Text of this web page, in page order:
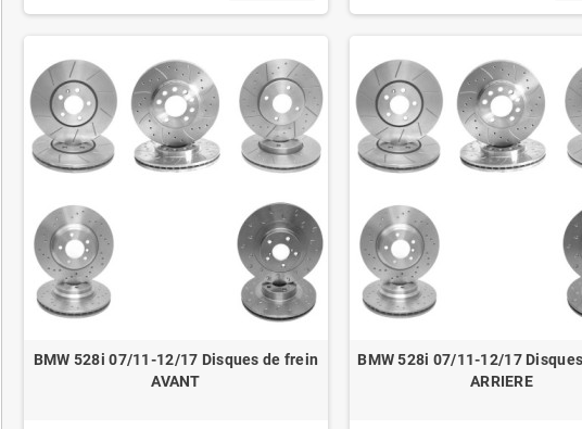
BMW 528i 07/11-12/17 Disques de frein
AVANT
BMW 528i 07/11-12/17
ARRIERE